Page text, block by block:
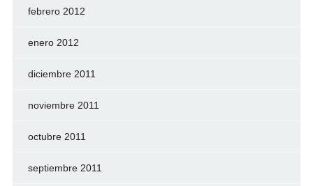
febrero 2012
enero 2012
diciembre 2011
noviembre 2011
octubre 2011
septiembre 2011